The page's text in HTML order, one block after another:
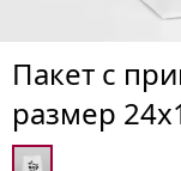
Пакет с
размер